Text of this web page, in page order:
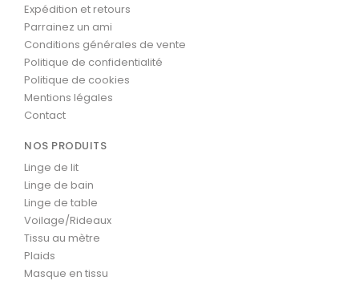
Expédition et retours
Parrainez un ami
Conditions générales de vente
Politique de confidentialité
Politique de cookies
Mentions légales
Contact
NOS PRODUITS
Linge de lit
Linge de bain
Linge de table
Voilage/Rideaux
Tissu au mètre
Plaids
Masque en tissu